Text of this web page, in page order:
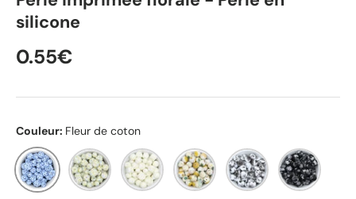
silicone
0.55€
Couleur: Fleur de coton
Fleur de cotonFleur de bohèmeFleur de printemps
Fleur des champs
Fleur blackFleur white